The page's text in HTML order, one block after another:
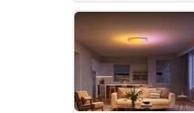
18.05.2026